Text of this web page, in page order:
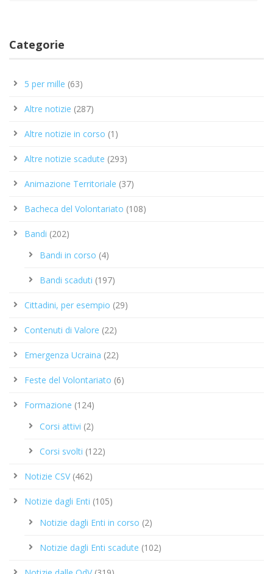
Categorie
5 per mille (63)
Altre notizie (287)
Altre notizie in corso (1)
Altre notizie scadute (293)
Animazione Territoriale (37)
Bacheca del Volontariato (108)
Bandi (202)
Bandi in corso (4)
Bandi scaduti (197)
Cittadini, per esempio (29)
Contenuti di Valore (22)
Emergenza Ucraina (22)
Feste del Volontariato (6)
Formazione (124)
Corsi attivi (2)
Corsi svolti (122)
Notizie CSV(462)
Notizie dagli Enti (105)
Notizie dagli Enti in corso (2)
Notizie dagli Enti scadute (102)